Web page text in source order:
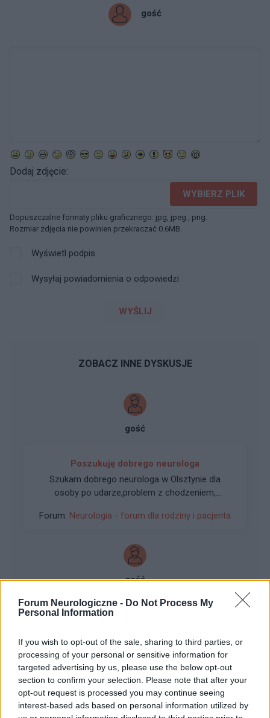
Forum Neurologiczne - Do Not Process My
Personal Information
If you wish to opt-out of the sale, sharing to third parties, or
processing of your personal or sensitive information for
targeted advertising by us, please use the below opt-out
section to confirm your selection. Please note that after your
opt-out request is processed you may continue seeing
interest-based ads based on personal information utilized by
gość
Dodaj zdjęcie:
WYBIERZ PLIK
Dopuszczalne formaty pliku graficznego: jpg, jpeg , png.
Rozmiar zdjęcia nie powinien przekraczać 0.6MB.
Wyświetl podpis
Wysyłaj powiadomienia o odpowiedzi
WYŚLIJ
ZOBACZ INNE DYSKUSJE
gość
Poszukuję dobrego neurologa
Szukam dobrego neurologa w Olsztynie dla
osoby po udarze,problem z chodzeniem,
pewnych partii mięśni,nerwów.Będę wdzięczna
Forum: Neurologia - forum dla rodziny i pacjenta
gość
Forum: Neurologia - forum dla rodziny i pacjenta